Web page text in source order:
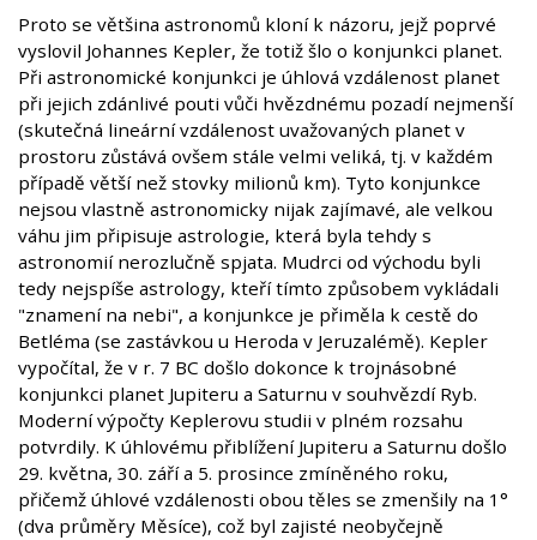
Proto se většina astronomů kloní k názoru, jejž poprvé
vyslovil Johannes Kepler, že totiž šlo o konjunkci planet.
Při astronomické konjunkci je úhlová vzdálenost planet
při jejich zdánlivé pouti vůči hvězdnému pozadí nejmenší
(skutečná lineární vzdálenost uvažovaných planet v
prostoru zůstává ovšem stále velmi veliká, tj. v každém
případě větší než stovky milionů km). Tyto konjunkce
nejsou vlastně astronomicky nijak zajímavé, ale velkou
váhu jim připisuje astrologie, která byla tehdy s
astronomií nerozlučně spjata. Mudrci od východu byli
tedy nejspíše astrology, kteří tímto způsobem vykládali
"znamení na nebi", a konjunkce je přiměla k cestě do
Betléma (se zastávkou u Heroda v Jeruzalémě). Kepler
vypočítal, že v r. 7 BC došlo dokonce k trojnásobné
konjunkci planet Jupiteru a Saturnu v souhvězdí Ryb.
Moderní výpočty Keplerovu studii v plném rozsahu
potvrdily. K úhlovému přiblížení Jupiteru a Saturnu došlo
29. května, 30. září a 5. prosince zmíněného roku,
přičemž úhlové vzdálenosti obou těles se zmenšily na 1°
(dva průměry Měsíce), což byl zajisté neobyčejně